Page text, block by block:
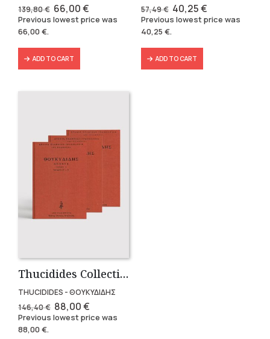
139,80€ Original
price
was:
66,00€Current
price
is:
Previous lowest price was
66,00€.
ADD TO CART
57,49€ Original
price
was:
57,49 €.
40,25€Current
price
is:
Previous lowest price was
40,25 €.
ADD TO CART
Thucidides Collection – Hardbound Edition (4 volumes)
THUCIDIDES - ΘΟΥΚΥΔΙΔΗΣ
146,40€ Original
price
was:
88,00€Current
price
is:
Previous lowest price was
88,00€.